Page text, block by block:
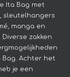
Ita Bag met
sleutelhangers
manga en
Diverse zakken
Bag. Achter het
je een